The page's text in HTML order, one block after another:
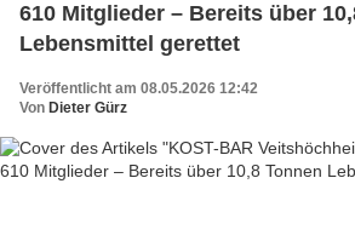
610 Mitglieder – Bereits über
Lebensmittel gerettet
Veröffentlicht am 08.05.2026 12:42
Von Dieter Gürz